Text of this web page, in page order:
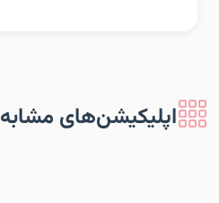
اپلیکیشن‌های مشابه